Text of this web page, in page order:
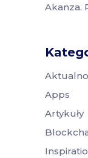
Akanza.
Apps
Artykuły